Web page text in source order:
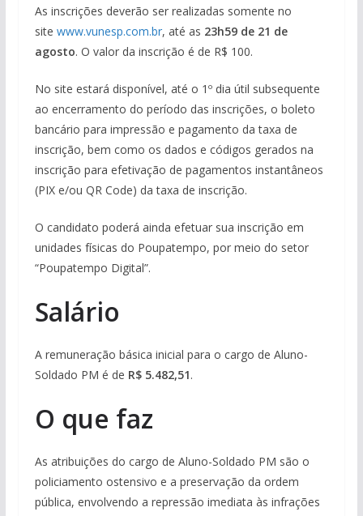
As inscrições deverão ser realizadas somente no
site www.vunesp.com.br, até as 23h59 de 21 de
agosto. O valor da inscrição é de R$ 100.
No site estará disponível, até o 1º dia útil subsequente
ao encerramento do período das inscrições, o boleto
bancário para impressão e pagamento da taxa de
inscrição, bem como os dados e códigos gerados na
inscrição para efetivação de pagamentos instantâneos
(PIX e/ou QR Code) da taxa de inscrição.
O candidato poderá ainda efetuar sua inscrição em
unidades físicas do Poupatempo, por meio do setor
“Poupatempo Digital”.
Salário
A remuneração básica inicial para o cargo de Aluno-
Soldado PM é de R$ 5.482,51.
O que faz
As atribuições do cargo de Aluno-Soldado PM são o
policiamento ostensivo e a preservação da ordem
pública, envolvendo a repressão imediata às infrações